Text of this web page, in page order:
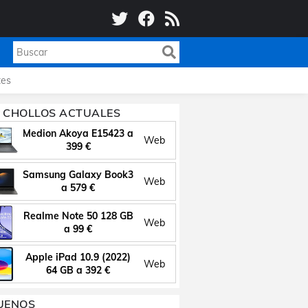
CHOLLOS ACTUALES
Medion Akoya E15423 a
399 €
Web
Samsung Galaxy Book3
a 579 €
Web
Realme Note 50 128 GB
a 99 €
Web
Apple iPad 10.9 (2022)
64 GB a 392 €
Web